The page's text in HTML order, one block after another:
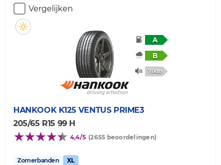
Vergelijken
A
B
70db
HANKOOK K125 VENTUS PRIME3
205/65 R15 99 H
4,4/5 (2655 beoordelingen)
Zomerbanden XL